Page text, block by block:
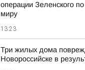
операции Зеленского
миру
13:23
Три жилых дома
Новороссийске в